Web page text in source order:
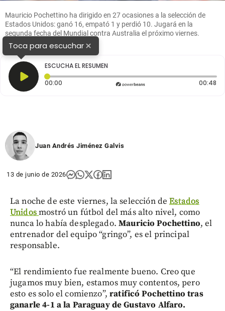
Mauricio Pochettino ha dirigido en 27 ocasiones a la selección de
Estados Unidos: ganó 16, empató 1 y perdió 10. Jugará en la
segunda fecha del Mundial contra Australia el próximo viernes.
FOTO:
Toca para escuchar×
ESCUCHA EL RESUMEN
00:00 Tiempo transcurrido: 0 segundos 00:48
Juan Andrés Jiménez Galvis
13 de junio de 2026
La noche de este viernes, la selección deEstados
Unidosmostró un fútbol del más alto nivel, como
nunca lo había desplegado.Mauricio Pochettino, el
entrenador del equipo “gringo”, es el principal
responsable.
“El rendimiento fue realmente bueno. Creo que
jugamos muy bien, estamos muy contentos, pero
esto es solo el comienzo”,ratificó Pochettino tras
ganarle 4-1 a la Paraguay de Gustavo Alfaro.